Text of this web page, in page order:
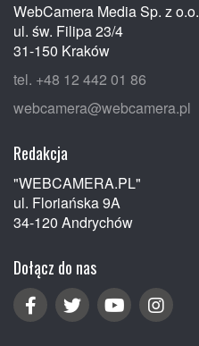
WebCamera Media Sp. z o.o.
ul. św. Filipa 23/4
31-150 Kraków
tel. +48 12 442 01 86
webcamera@webcamera.pl
Redakcja
"WEBCAMERA.PL"
ul. Floriańska 9A
34-120 Andrychów
Dołącz do nas